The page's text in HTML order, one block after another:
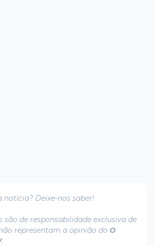
notícia? Deixe-nos saber!
são de responsabilidade exclusiva de
representam a opinião do O
.